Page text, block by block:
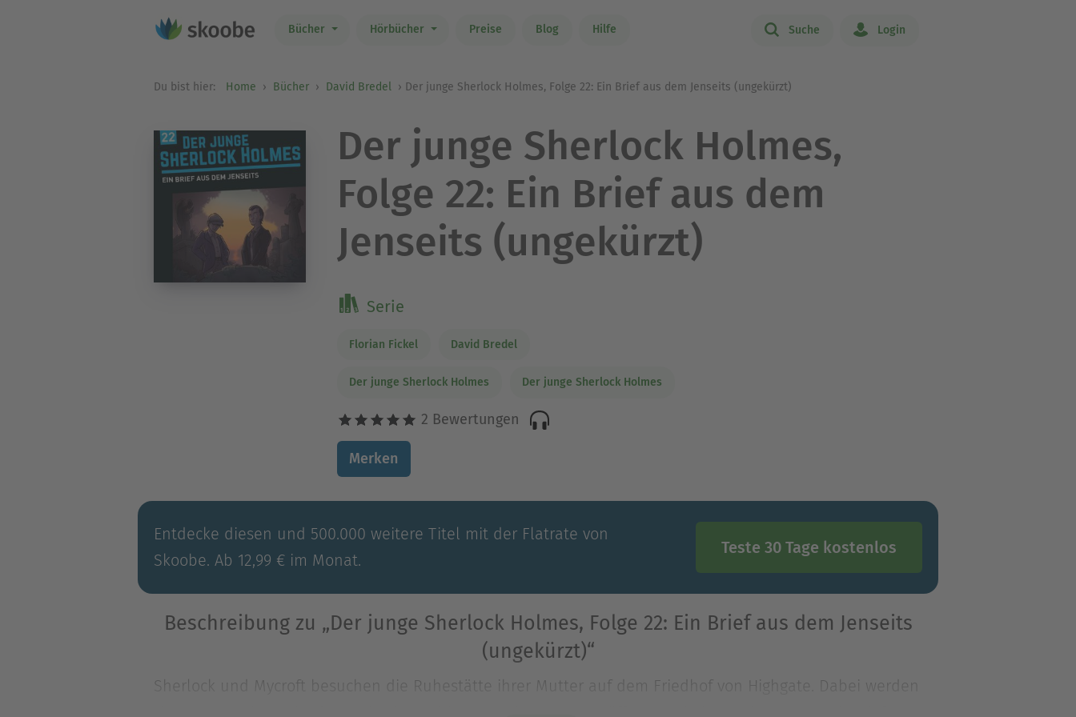
Bücher Hörbücher Preise Blog Hilfe Suche Login
Du bist hier: Home Bücher David Bredel Der junge Sherlock Holmes, Folge 22: Ein Brief aus dem Jenseits (ungekürzt)
Der junge Sherlock Holmes,
Folge 22: Ein Brief aus dem
Jenseits (ungekürzt)
Serie
Florian Fickel David Bredel
Der junge Sherlock Holmes Der junge Sherlock Holmes
2 Bewertungen
Merken
Entdecke diesen und 500.000 weitere Titel mit der Flatrate von
Skoobe. Ab 12,99 € im Monat.
Teste 30 Tage kostenlos
Beschreibung zu „Der junge Sherlock Holmes, Folge 22: Ein Brief aus dem Jenseits
(ungekürzt)“
Sherlock und Mycroft besuchen die Ruhestätte ihrer Mutter auf dem Friedhof von Highgate. Dabei werden